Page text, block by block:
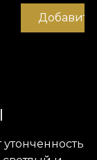
утонченность